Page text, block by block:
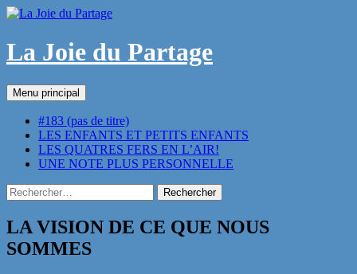
Aller
contenu
La Joie du Partage
Recherche
Menu principal
#183 (pas de titre)
LES ENFANTS ET PETITS ENFANTS
LES QUATRES FERS EN L’AIR!
UNE NOTE PLUS PERSONNELLE
Rechercher :
LA VISION DE CE QUE NOUS
SOMMES